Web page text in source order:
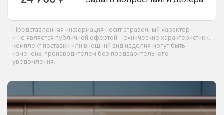
Представленная информация носит справочный характер
и не является публичной офертой. Технические характеристики,
комплект поставки или внешний вид изделия могут быть
изменены производителем без предварительного
уведомления.